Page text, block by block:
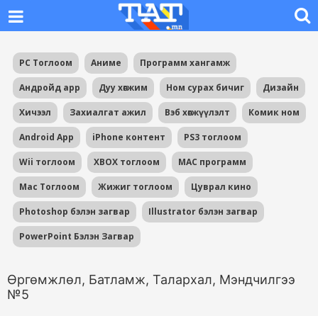
PC Тоглоом Аниме Программ хангамж
Андройд app Дуу хөгжим Ном сурах бичиг Дизайн
Хичээл Захиалгат ажил Вэб хөгжүүлэлт Комик ном
Android App iPhone контент PS3 тоглоом
Wii тоглоом XBOX тоглоом MAC программ
Mac Тоглоом Жижиг тоглоом Цуврал кино
Photoshop бэлэн загвар Illustrator бэлэн загвар
PowerPoint Бэлэн Загвар
Өргөмжлөл, Батламж, Талархал, Мэндчилгээ
№5